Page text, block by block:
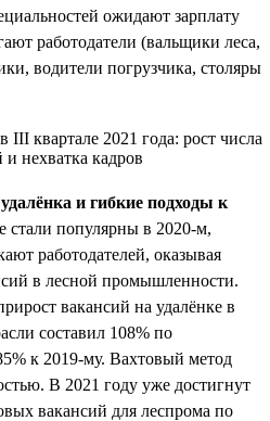
ожидают зарплату
работодатели (вальщики леса,
водители погрузчика, столяры
и гибкие подходы к
стали популярны в 2020-м,
работодателей, оказывая
в лесной промышленности.
вакансий на удалёнке в
составил 108% по
к 2019-му. Вахтовый метод
В 2021 году уже достигнут
вакансий для леспрома по